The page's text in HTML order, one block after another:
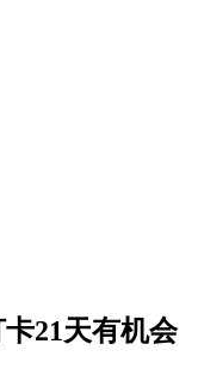
21天有机会